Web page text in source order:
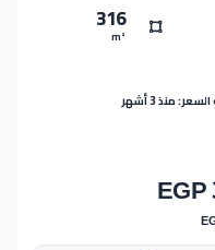
316
m²
منذ 3 أشهر